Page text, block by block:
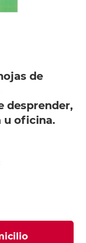
de
desprender,
u oficina.